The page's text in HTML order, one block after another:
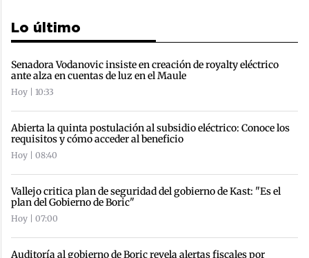
Lo último
Senadora Vodanovic insiste en creación de royalty eléctrico
ante alza en cuentas de luz en el Maule
Hoy | 10:33
Abierta la quinta postulación al subsidio eléctrico: Conoce los
requisitos y cómo acceder al beneficio
Hoy | 08:40
Vallejo critica plan de seguridad del gobierno de Kast: "Es el
plan del Gobierno de Boric"
Hoy | 07:00
Auditoría al gobierno de Boric revela alertas fiscales por